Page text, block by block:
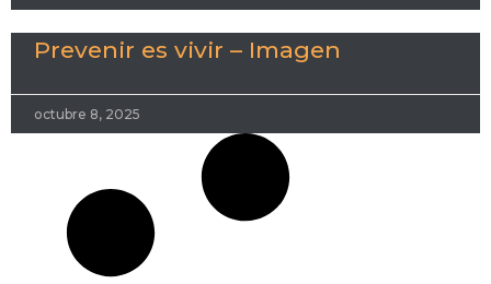
Prevenir es vivir – Imagen
octubre 8, 2025